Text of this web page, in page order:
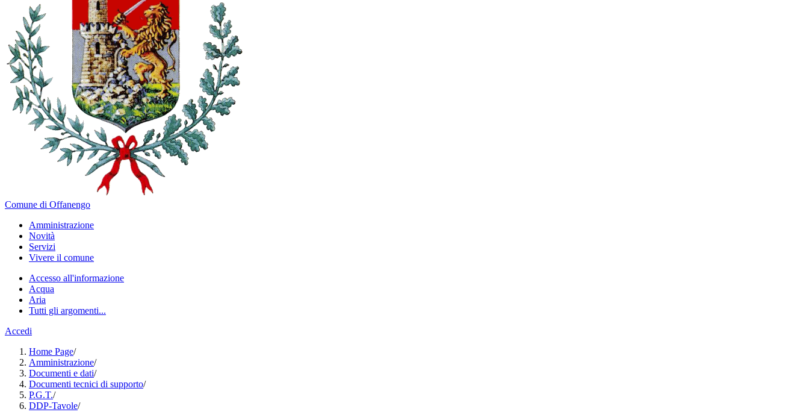
Comune di Offanengo
Amministrazione
Novità
Servizi
Vivere il comune
Accesso all'informazione
Acqua
Aria
Tutti gli argomenti...
Accedi
Home Page/
Amministrazione/
Documenti e dati/
Documenti tecnici di supporto/
P.G.T./
DDP-Tavole/